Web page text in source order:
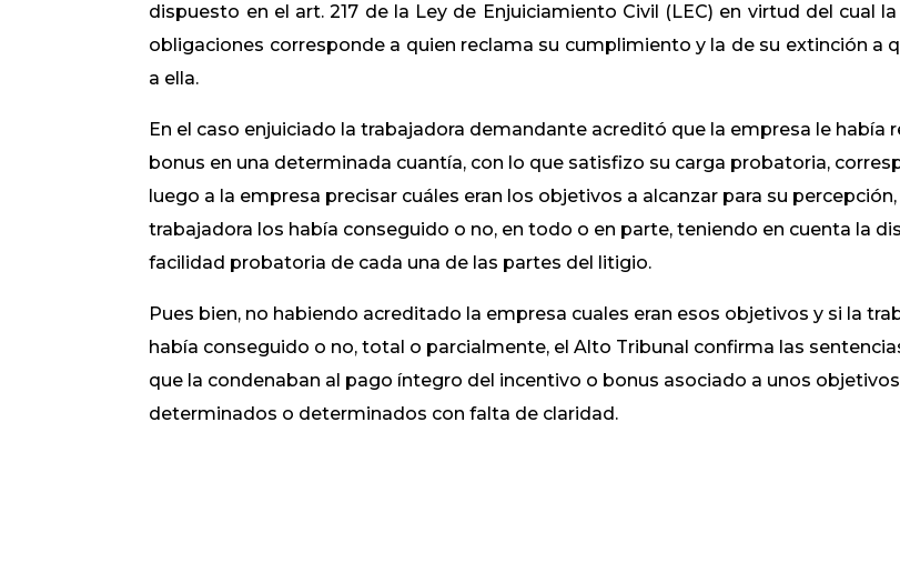
dispuesto en el art. 217 de la Ley de Enjuiciamiento Civil (LEC) en virtud del cual
obligaciones corresponde a quien reclama su cumplimiento y la de su extinción a
a ella.
En el caso enjuiciado la trabajadora demandante acreditó que la empresa le había
bonus en una determinada cuantía, con lo que satisfizo su carga probatoria,
luego a la empresa precisar cuáles eran los objetivos a alcanzar para su
trabajadora los había conseguido o no, en todo o en parte, teniendo en cuenta la
facilidad probatoria de cada una de las partes del litigio.
Pues bien, no habiendo acreditado la empresa cuales eran esos objetivos y si la
había conseguido o no, total o parcialmente, el Alto Tribunal confirma las
que la condenaban al pago íntegro del incentivo o bonus asociado a unos
determinados o determinados con falta de claridad.